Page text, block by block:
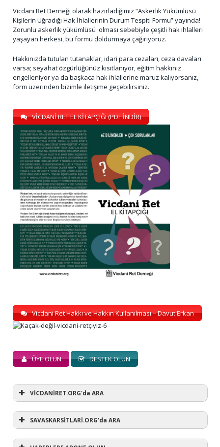
Vicdani Ret Derneği olarak hazırladığımız “Askerlik Yükümlüsü
Kişilerin Uğradığı Hak İhlallerinin Durum Tespiti Formu” yayında!
Zorunlu askerlik yükümlüsü olması sebebiyle çeşitli hak ihlalleri
yaşayan herkesi, bu formu doldurmaya çağırıyoruz.
Hakkınızda tutulan tutanaklar, idari para cezaları, ceza davaları
varsa; seyahat özgürlüğünüz kısıtlanıyor, eğitim hakkınız
engelleniyor ya da başkaca hak ihlallerine maruz kalıyorsanız,
form üzerinden bizimle iletişime geçebilirsiniz.
VİCDANİ RET EL KİTAPÇIĞI (PDF İNDİR)
Vicdani Ret Hakkı ve Hakkın Kullanılması – Davut Erkan
ÜYE OLUN DESTEK OLUN
VİCDANİRET.ORG'da ARA
SAVASKARSİTLARİ.ORG'da ARA